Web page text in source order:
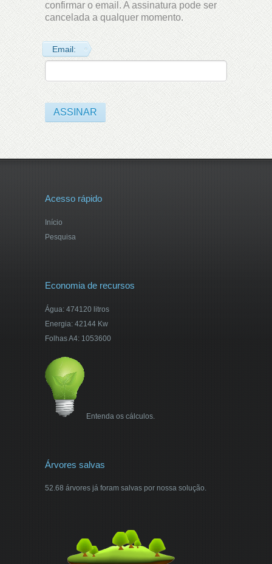
confirmar o email. A assinatura pode ser
cancelada a qualquer momento.
Email:
Acesso rápido
Início
Pesquisa
Economia de recursos
Água: 474120 litros
Energia: 42144 Kw
Folhas A4: 1053600
Entenda os cálculos.
Árvores salvas
52.68 árvores já foram salvas por nossa solução.